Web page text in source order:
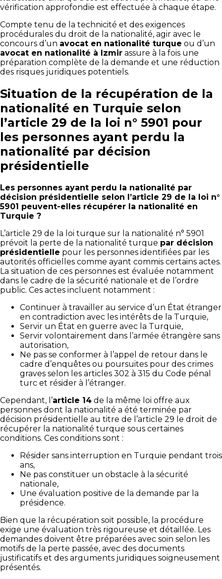
vérification approfondie est effectuée à chaque étape.
Compte tenu de la technicité et des exigences
procédurales du droit de la nationalité, agir avec le
concours d’un avocat en nationalité turque ou d’un
avocat en nationalité à Izmir assure à la fois une
préparation complète de la demande et une réduction
des risques juridiques potentiels.
Situation de la récupération de la
nationalité en Turquie selon
l’article 29 de la loi n° 5901 pour
les personnes ayant perdu la
nationalité par décision
présidentielle
Les personnes ayant perdu la nationalité par
décision présidentielle selon l’article 29 de la loi n°
5901 peuvent-elles récupérer la nationalité en
Turquie ?
L’article 29 de la loi turque sur la nationalité n° 5901
prévoit la perte de la nationalité turque par décision
présidentielle pour les personnes identifiées par les
autorités officielles comme ayant commis certains actes.
La situation de ces personnes est évaluée notamment
dans le cadre de la sécurité nationale et de l’ordre
public. Ces actes incluent notamment :
Continuer à travailler au service d’un État étranger
en contradiction avec les intérêts de la Turquie,
Servir un État en guerre avec la Turquie,
Servir volontairement dans l’armée étrangère sans
autorisation,
Ne pas se conformer à l’appel de retour dans le
cadre d’enquêtes ou poursuites pour des crimes
graves selon les articles 302 à 315 du Code pénal
turc et résider à l’étranger.
Cependant, l’article 14 de la même loi offre aux
personnes dont la nationalité a été terminée par
décision présidentielle au titre de l’article 29 le droit de
récupérer la nationalité turque sous certaines
conditions. Ces conditions sont :
Résider sans interruption en Turquie pendant trois
ans,
Ne pas constituer un obstacle à la sécurité
nationale,
Une évaluation positive de la demande par la
présidence.
Bien que la récupération soit possible, la procédure
exige une évaluation très rigoureuse et détaillée. Les
demandes doivent être préparées avec soin selon les
motifs de la perte passée, avec des documents
justificatifs et des arguments juridiques soigneusement
présentés.